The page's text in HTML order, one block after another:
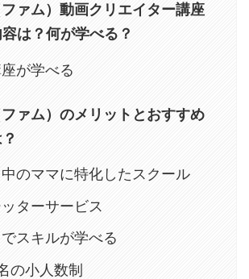
ァム）動画クリエイター講座
は？何が学べる？
が学べる
ァム）のメリットとおすすめ
のママに特化したスクール
ターサービス
スキルが学べる
の小人数制